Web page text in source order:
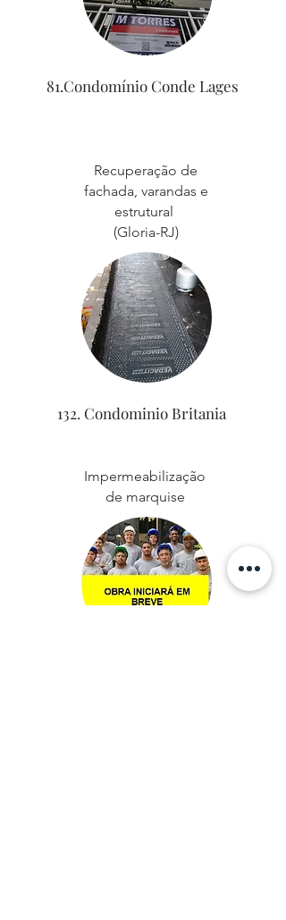
81.Condomínio Conde Lages
Recuperação de
fachada, varandas e
estrutural
(Gloria-RJ)
132. Condominio Britania
Impermeabilização
de marquise